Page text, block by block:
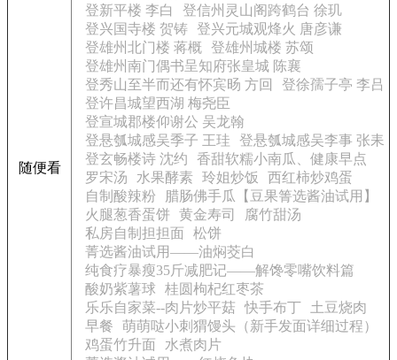
随便看
登新平楼 李白
登信州灵山阁跨鹤台 徐玑
登兴国寺楼 贺铸 登兴元城观烽火 唐彦谦
登雄州北门楼 蒋概 登雄州城楼 苏颂
登雄州南门偶书呈知府张皇城 陈襄
登秀山至半而还有怀宾旸 方回
登徐孺子亭 李吕
登许昌城望西湖 梅尧臣
登宣城郡楼仰谢公 吴龙翰
登悬瓠城感吴季子 王珪
登悬瓠城感吴李事 张耒
登玄畅楼诗 沈约
香甜软糯小南瓜、健康早点
罗宋汤
水果酵素 玲姐炒饭
西红柿炒鸡蛋
自制酸辣粉
腊肠佛手瓜【豆果箐选酱油试用】
火腿葱香蛋饼
黄金寿司
腐竹甜汤
私房自制担担面
松饼
菁选酱油试用——油焖茭白
纯食疗暴瘦35斤减肥记——解馋零嘴饮料篇
酸奶紫薯球
桂圆枸杞红枣茶
乐乐自家菜--肉片炒平菇
快手布丁
土豆烧肉
早餐
萌萌哒小刺猬馒头（新手发面详细过程）
鸡蛋竹升面
水煮肉片